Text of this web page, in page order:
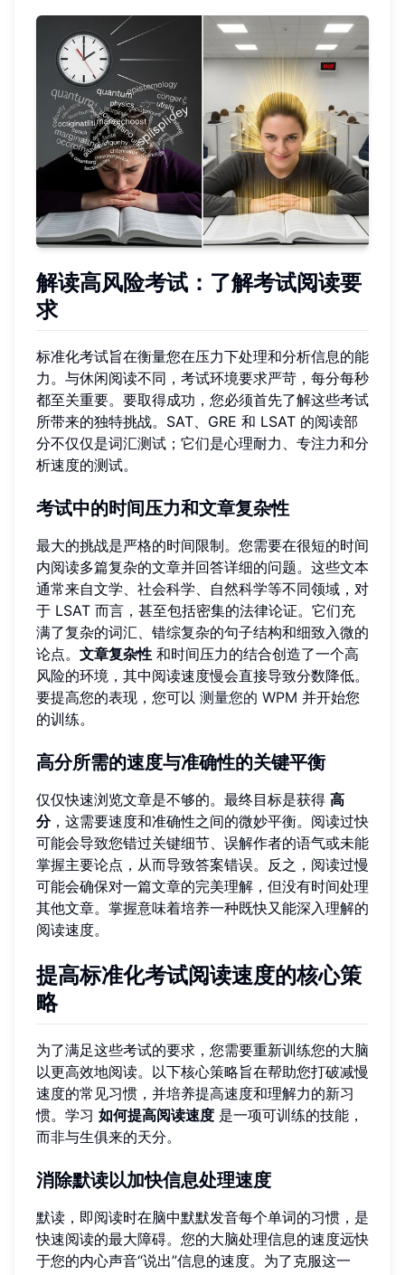
解读高风险考试：了解考试阅读要
求
标准化考试旨在衡量您在压力下处理和分析信息的能
力。与休闲阅读不同，考试环境要求严苛，每分每秒
都至关重要。要取得成功，您必须首先了解这些考试
所带来的独特挑战。SAT、GRE 和 LSAT 的阅读部
分不仅仅是词汇测试；它们是心理耐力、专注力和分
析速度的测试。
考试中的时间压力和文章复杂性
最大的挑战是严格的时间限制。您需要在很短的时间
内阅读多篇复杂的文章并回答详细的问题。这些文本
通常来自文学、社会科学、自然科学等不同领域，对
于 LSAT 而言，甚至包括密集的法律论证。它们充
满了复杂的词汇、错综复杂的句子结构和细致入微的
论点。 文章复杂性 和时间压力的结合创造了一个高
风险的环境，其中阅读速度慢会直接导致分数降低。
要提高您的表现，您可以 测量您的 WPM 并开始您
的训练。
高分所需的速度与准确性的关键平衡
仅仅快速浏览文章是不够的。最终目标是获得 高
分，这需要速度和准确性之间的微妙平衡。阅读过快
可能会导致您错过关键细节、误解作者的语气或未能
掌握主要论点，从而导致答案错误。反之，阅读过慢
可能会确保对一篇文章的完美理解，但没有时间处理
其他文章。掌握意味着培养一种既快又能深入理解的
阅读速度。
提高标准化考试阅读速度的核心策
略
为了满足这些考试的要求，您需要重新训练您的大脑
以更高效地阅读。以下核心策略旨在帮助您打破减慢
速度的常见习惯，并培养提高速度和理解力的新习
惯。学习 如何提高阅读速度 是一项可训练的技能，
而非与生俱来的天分。
消除默读以加快信息处理速度
默读，即阅读时在脑中默默发音每个单词的习惯，是
快速阅读的最大障碍。您的大脑处理信息的速度远快
于您的内心声音“说出”信息的速度。为了克服这一